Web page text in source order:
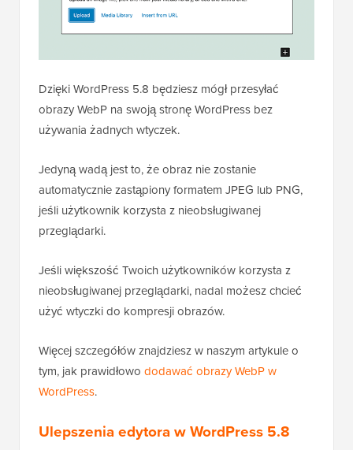
Dzięki WordPress 5.8 będziesz mógł przesyłać
obrazy WebP na swoją stronę WordPress bez
używania żadnych wtyczek.
Jedyną wadą jest to, że obraz nie zostanie
automatycznie zastąpiony formatem JPEG lub PNG,
jeśli użytkownik korzysta z nieobsługiwanej
przeglądarki.
Jeśli większość Twoich użytkowników korzysta z
nieobsługiwanej przeglądarki, nadal możesz chcieć
użyć wtyczki do kompresji obrazów.
Więcej szczegółów znajdziesz w naszym artykule o
tym, jak prawidłowo dodawać obrazy WebP w
WordPress.
Ulepszenia edytora w WordPress 5.8